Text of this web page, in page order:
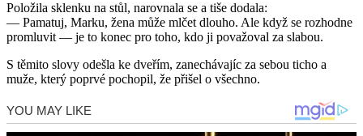
Položila sklenku na stůl, narovnala se a tiše dodala:
— Pamatuj, Marku, žena může mlčet dlouho. Ale když se rozhodne
promluvit — je to konec pro toho, kdo ji považoval za slabou.
S těmito slovy odešla ke dveřím, zanechávajíc za sebou ticho a
muže, který poprvé pochopil, že přišel o všechno.